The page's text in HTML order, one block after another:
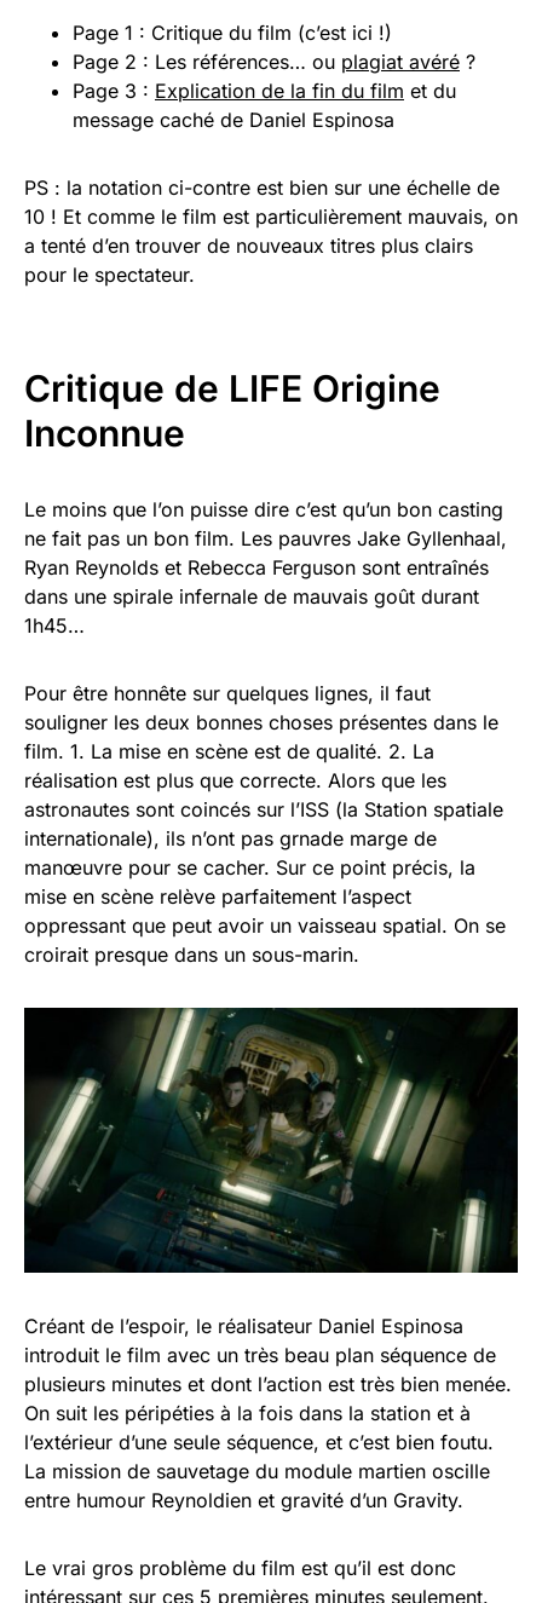
Page 1 : Critique du film (c’est ici !)
Page 2 : Les références… ou plagiat avéré ?
Page 3 : Explication de la fin du film et du
message caché de Daniel Espinosa
PS : la notation ci-contre est bien sur une échelle de
10 ! Et comme le film est particulièrement mauvais, on
a tenté d’en trouver de nouveaux titres plus clairs
pour le spectateur.
Critique de LIFE Origine
Inconnue
Le moins que l’on puisse dire c’est qu’un bon casting
ne fait pas un bon film. Les pauvres Jake Gyllenhaal,
Ryan Reynolds et Rebecca Ferguson sont entraînés
dans une spirale infernale de mauvais goût durant
1h45…
Pour être honnête sur quelques lignes, il faut
souligner les deux bonnes choses présentes dans le
film. 1. La mise en scène est de qualité. 2. La
réalisation est plus que correcte. Alors que les
astronautes sont coincés sur l’ISS (la Station spatiale
internationale), ils n’ont pas grnade marge de
manœuvre pour se cacher. Sur ce point précis, la
mise en scène relève parfaitement l’aspect
oppressant que peut avoir un vaisseau spatial. On se
croirait presque dans un sous-marin.
Créant de l’espoir, le réalisateur Daniel Espinosa
introduit le film avec un très beau plan séquence de
plusieurs minutes et dont l’action est très bien menée.
On suit les péripéties à la fois dans la station et à
l’extérieur d’une seule séquence, et c’est bien foutu.
La mission de sauvetage du module martien oscille
entre humour Reynoldien et gravité d’un Gravity.
Le vrai gros problème du film est qu’il est donc
intéressant sur ces 5 premières minutes seulement.